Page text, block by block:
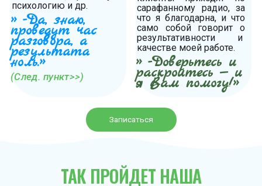
психологию и др.
» -Да, знаю,
проведут час
разговора, а
результата
ноль.»
(След. пункт>>)
сарафанному радио, за
что я благодарна, и что
само собой говорит о
результативности и
качестве моей работе.
» -Доверьтесь и
раскройтесь — и
я Вам помогу!»
Записаться
ТАК ПРОЙДЕТ НАША